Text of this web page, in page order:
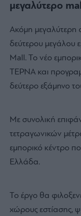
μεγαλύτερο
Ακόμη μεγαλύτερη
δεύτερου μεγάλου
Mall. Το νέο
ΤΕΡΝΑ και
δεύτερο εξάμηνο
Με συνολική
τετραγωνικών
εμπορικό κέντρο
Ελλάδα.
Το έργο θα
χώρους εστίασης,